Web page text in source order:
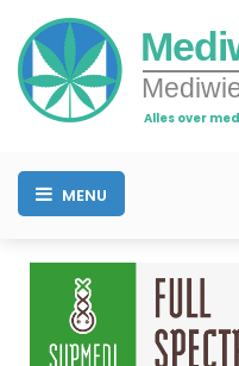
Alles over
MENU